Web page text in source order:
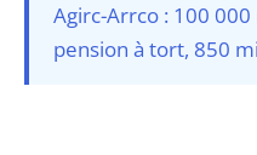
Agirc-Arrco : 100
pension à tort, 850